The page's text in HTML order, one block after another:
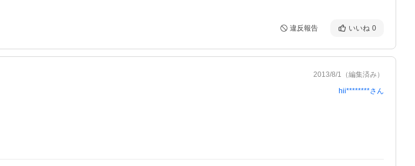
違反報告 いいね 0
2013/8/1 （編集済み）
hii********さん